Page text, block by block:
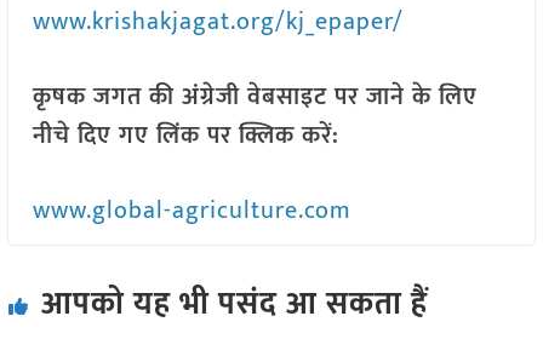
www.krishakjagat.org/kj_epaper/
कृषक जगत की अंग्रेजी वेबसाइट पर जाने के लिए
नीचे दिए गए लिंक पर क्लिक करें:
www.global-agriculture.com
आपको यह भी पसंद आ सकता हैं